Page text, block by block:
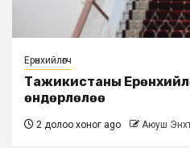
Ерөнхийлөгч
Тажикистаны
өндөрлөлөө
2 долоо хоног ago Аюуш